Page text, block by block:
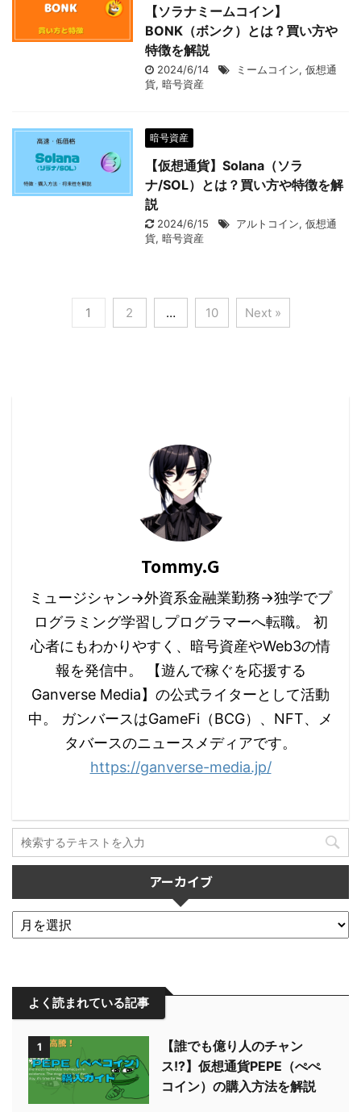
【ソラナミームコイン】
BONK（ボンク）とは？買い方や
特徴を解説
2024/6/14 ミームコイン, 仮想通
貨, 暗号資産
暗号資産
【仮想通貨】Solana（ソラ
ナ/SOL）とは？買い方や特徴を解
説
2024/6/15 アルトコイン, 仮想通
貨, 暗号資産
1 2 … 10 Next »
Tommy.G
ミュージシャン→外資系金融業勤務→独学でプ
ログラミング学習しプログラマーへ転職。 初
心者にもわかりやすく、暗号資産やWeb3の情
報を発信中。 【遊んで稼ぐを応援する
Ganverse Media】の公式ライターとして活動
中。 ガンバースはGameFi（BCG）、NFT、メ
タバースのニュースメディアです。
https://ganverse-media.jp/
アーカイブ
よく読まれている記事
1
【誰でも億り人のチャン
ス!?】仮想通貨PEPE（ぺぺ
コイン）の購入方法を解説